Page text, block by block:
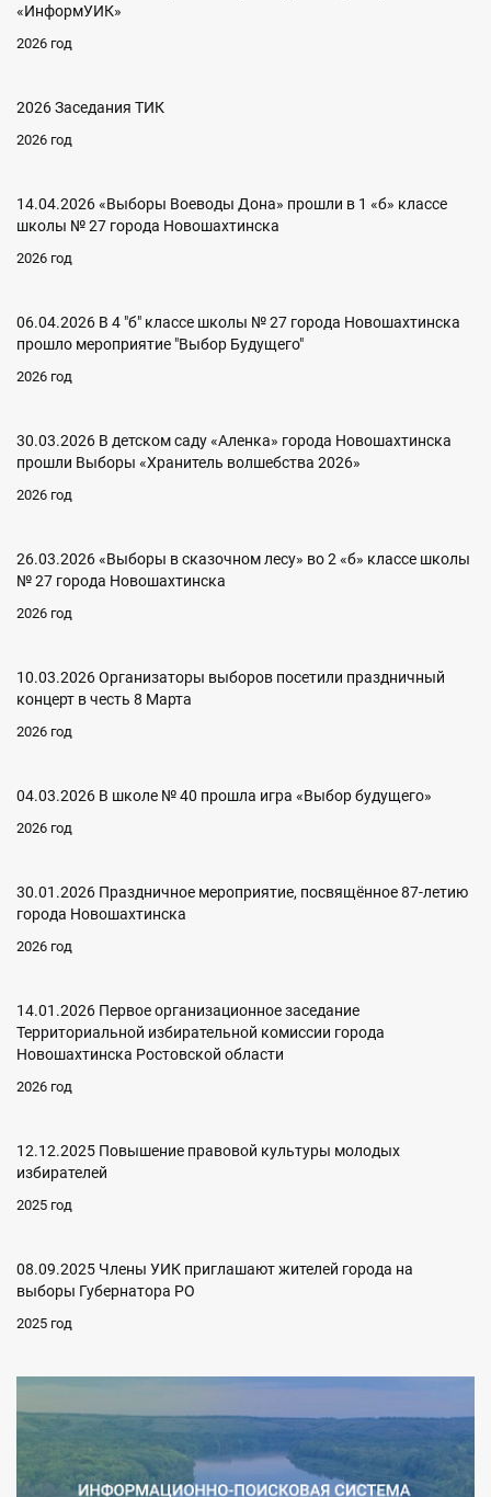
«ИнформУИК»
2026 год
2026 Заседания ТИК
2026 год
14.04.2026 «Выборы Воеводы Дона» прошли в 1 «б» классе
школы № 27 города Новошахтинска
2026 год
06.04.2026 В 4 "б" классе школы № 27 города Новошахтинска
прошло мероприятие "Выбор Будущего"
2026 год
30.03.2026 В детском саду «Аленка» города Новошахтинска
прошли Выборы «Хранитель волшебства 2026»
2026 год
26.03.2026 «Выборы в сказочном лесу» во 2 «б» классе школы
№ 27 города Новошахтинска
2026 год
10.03.2026 Организаторы выборов посетили праздничный
концерт в честь 8 Марта
2026 год
04.03.2026 В школе № 40 прошла игра «Выбор будущего»
2026 год
30.01.2026 Праздничное мероприятие, посвящённое 87-летию
города Новошахтинска
2026 год
14.01.2026 Первое организационное заседание
Территориальной избирательной комиссии города
Новошахтинска Ростовской области
2026 год
12.12.2025 Повышение правовой культуры молодых
избирателей
2025 год
08.09.2025 Члены УИК приглашают жителей города на
выборы Губернатора РО
2025 год